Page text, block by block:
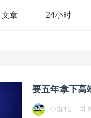
文章 24小时
要五年拿下高
小食代